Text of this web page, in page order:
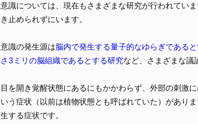
意識については、現在もさまざまな研究が行われてい
き止められずにいます。
意識の発生源は脳内で発生する量子的なゆらぎである
さ3ミリの脳組織であるとする研究など、さまざまな議
目を開き覚醒状態にあるにもかかわらず、外部の刺激
いう症状（以前は植物状態とも呼ばれていた）があり
生する症状です。